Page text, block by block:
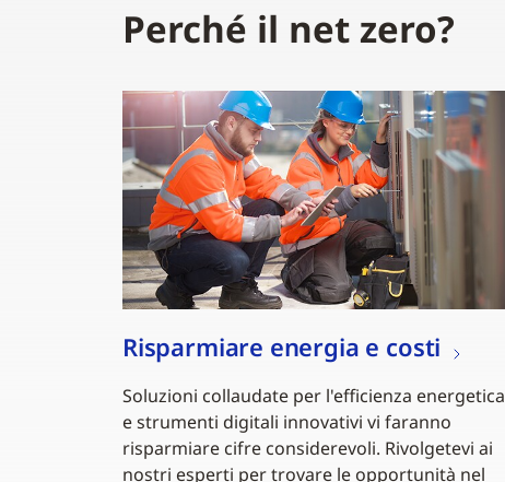
Perché il net zero?
Risparmiare energia e costi
Soluzioni collaudate per l'efficienza energetica
e strumenti digitali innovativi vi faranno
risparmiare cifre considerevoli. Rivolgetevi ai
nostri esperti per trovare le opportunità nel